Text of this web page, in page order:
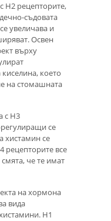
Н2 рецепторите,
съдовата
увеличава и
Освен
върху
което
на стомашната
с Н3
се
хистамин се
рецепторите все
че те имат
на хормона
вида
Н1